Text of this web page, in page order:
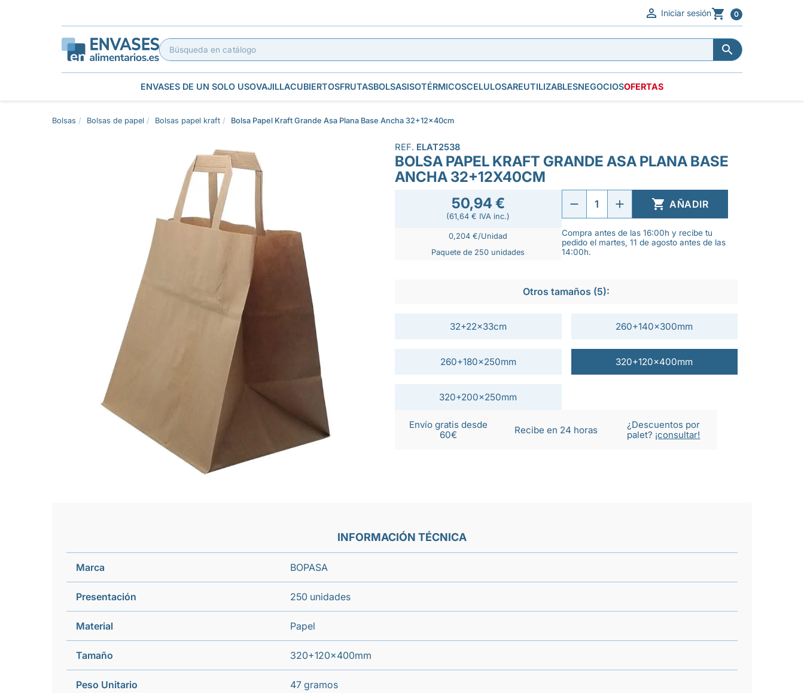
 Iniciar sesión 0


ENVASES DE UN SOLO USOVAJILLACUBIERTOSFRUTASBOLSASISOTÉRMICOSCELULOSAREUTILIZABLESNEGOCIOSOFERTAS
Bolsas Bolsas de papel Bolsas papel kraft Bolsa Papel Kraft Grande Asa Plana Base Ancha 32+12x40cm
REF. ELAT2538
BOLSA PAPEL KRAFT GRANDE ASA PLANA BASE
ANCHA 32+12X40CM
50,94 €
(61,64 € IVA inc.)
0,204 €/Unidad
Paquete de 250 unidades
 AÑADIR
Compra antes de las 16:00h y recibe tu
pedido el martes, 11 de agosto antes de las
14:00h.
Otros tamaños (5):
32+22x33cm 260+140x300mm
260+180x250mm 320+120x400mm
320+200x250mm
Envío gratis desde
60€
Recibe en 24 horas
¿Descuentos por
palet? ¡consultar!
INFORMACIÓN TÉCNICA
Marca BOPASA
Presentación 250 unidades
Material Papel
Tamaño 320+120x400mm
Peso Unitario 47 gramos